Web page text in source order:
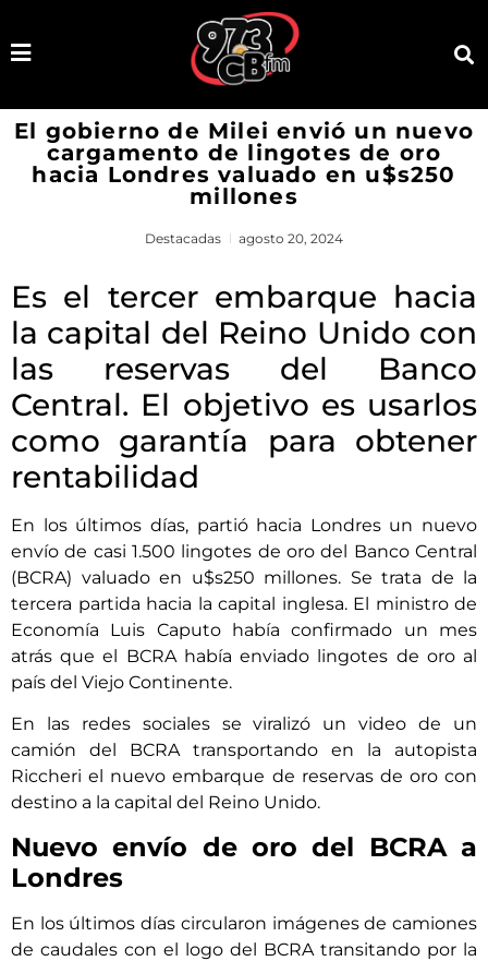
El gobierno de Milei envió un nuevo
cargamento de lingotes de oro
hacia Londres valuado en u$s250
millones
Destacadas agosto 20, 2024
Es el tercer embarque hacia
la capital del Reino Unido con
las reservas del Banco
Central. El objetivo es usarlos
como garantía para obtener
rentabilidad
En los últimos días, partió hacia Londres un nuevo
envío de casi 1.500 lingotes de oro del Banco Central
(BCRA) valuado en u$s250 millones. Se trata de la
tercera partida hacia la capital inglesa. El ministro de
Economía Luis Caputo había confirmado un mes
atrás que el BCRA había enviado lingotes de oro al
país del Viejo Continente.
En las redes sociales se viralizó un video de un
camión del BCRA transportando en la autopista
Riccheri el nuevo embarque de reservas de oro con
destino a la capital del Reino Unido.
Nuevo envío de oro del BCRA a
Londres
En los últimos días circularon imágenes de camiones
de caudales con el logo del BCRA transitando por la